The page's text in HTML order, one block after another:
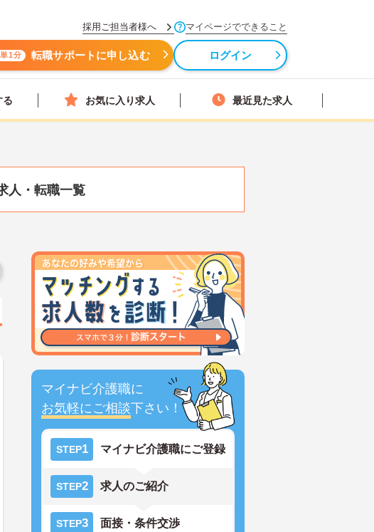
採用ご担当者様へ マイページでできること
1分 転職サポートに申し込む ログイン
る お気に入り求人 最近見た求人
人・転職一覧
マイナビ介護職に
お気軽にご相談下さい！
STEP1 マイナビ介護職にご登録
STEP2 求人のご紹介
STEP3 面接・条件交渉